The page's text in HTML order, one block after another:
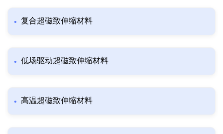
复合超磁致伸缩材料
低场驱动超磁致伸缩材料
高温超磁致伸缩材料